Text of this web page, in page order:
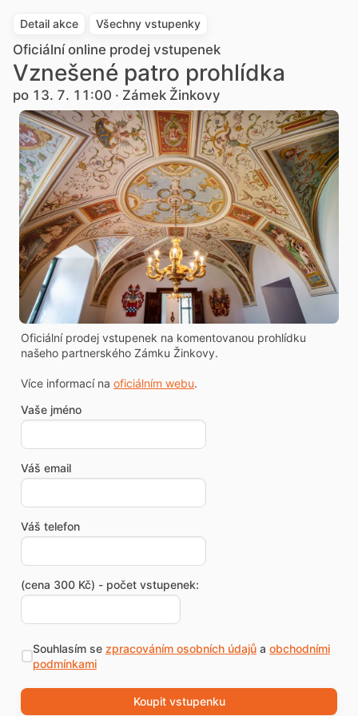
Detail akce Všechny vstupenky
Oficiální online prodej vstupenek
Vznešené patro prohlídka
po 13. 7. 11:00 · Zámek Žinkovy
Oficiální prodej vstupenek na komentovanou prohlídku
našeho partnerského Zámku Žinkovy.
Více informací na oficiálním webu.
Vaše jméno
Váš email
Váš telefon
(cena 300 Kč) - počet vstupenek:
Souhlasím se zpracováním osobních údajůa obchodními
podmínkami
Koupit vstupenku